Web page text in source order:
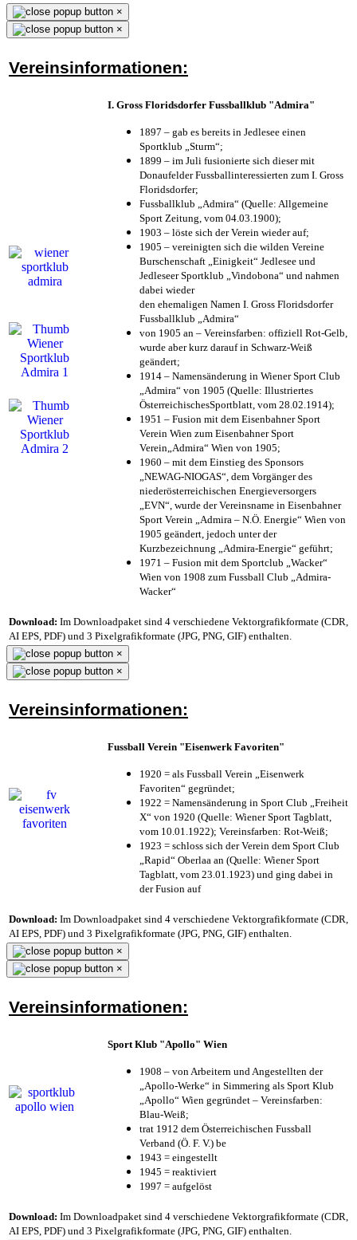
×
×
Vereinsinformationen:
I. Gross Floridsdorfer Fussballklub "Admira"
1897 – gab es bereits in Jedlesee einen
Sportklub „Sturm“;
1899 – im Juli fusionierte sich dieser mit
Donaufelder Fussballinteressierten zum I. Gross
Floridsdorfer;
Fussballklub „Admira“ (Quelle: Allgemeine
Sport Zeitung, vom 04.03.1900);
1903 – löste sich der Verein wieder auf;
1905 – vereinigten sich die wilden Vereine
Burschenschaft „Einigkeit“ Jedlesee und
Jedleseer Sportklub „Vindobona“ und nahmen
dabei wieder
den ehemaligen Namen I. Gross Floridsdorfer
Fussballklub „Admira“
von 1905 an – Vereinsfarben: offiziell Rot-Gelb,
wurde aber kurz darauf in Schwarz-Weiß
geändert;
1914 – Namensänderung in Wiener Sport Club
„Admira“ von 1905 (Quelle: Illustriertes
ÖsterreichischesSportblatt, vom 28.02.1914);
1951 – Fusion mit dem Eisenbahner Sport
Verein Wien zum Eisenbahner Sport
Verein„Admira“ Wien von 1905;
1960 – mit dem Einstieg des Sponsors
„NEWAG-NIOGAS“, dem Vorgänger des
niederösterreichischen Energieversorgers
„EVN“, wurde der Vereinsname in Eisenbahner
Sport Verein „Admira – N.Ö. Energie“ Wien von
1905 geändert, jedoch unter der
Kurzbezeichnung „Admira-Energie“ geführt;
1971 – Fusion mit dem Sportclub „Wacker“
Wien von 1908 zum Fussball Club „Admira-
Wacker“
Download: Im Downloadpaket sind 4 verschiedene Vektorgrafikformate (CDR,
AI EPS, PDF) und 3 Pixelgrafikformate (JPG, PNG, GIF) enthalten.
×
×
Vereinsinformationen:
Fussball Verein "Eisenwerk Favoriten"
1920 = als Fussball Verein „Eisenwerk
Favoriten“ gegründet;
1922 = Namensänderung in Sport Club „Freiheit
X“ von 1920 (Quelle: Wiener Sport Tagblatt,
vom 10.01.1922); Vereinsfarben: Rot-Weiß;
1923 = schloss sich der Verein dem Sport Club
„Rapid“ Oberlaa an (Quelle: Wiener Sport
Tagblatt, vom 23.01.1923) und ging dabei in
der Fusion auf
Download: Im Downloadpaket sind 4 verschiedene Vektorgrafikformate (CDR,
AI EPS, PDF) und 3 Pixelgrafikformate (JPG, PNG, GIF) enthalten.
×
×
Vereinsinformationen:
Sport Klub "Apollo" Wien
1908 – von Arbeitern und Angestellten der
„Apollo-Werke“ in Simmering als Sport Klub
„Apollo“ Wien gegründet – Vereinsfarben:
Blau-Weiß;
trat 1912 dem Österreichischen Fussball
Verband (Ö. F. V.) be
1943 = eingestellt
1945 = reaktiviert
1997 = aufgelöst
Download: Im Downloadpaket sind 4 verschiedene Vektorgrafikformate (CDR,
AI EPS, PDF) und 3 Pixelgrafikformate (JPG, PNG, GIF) enthalten.